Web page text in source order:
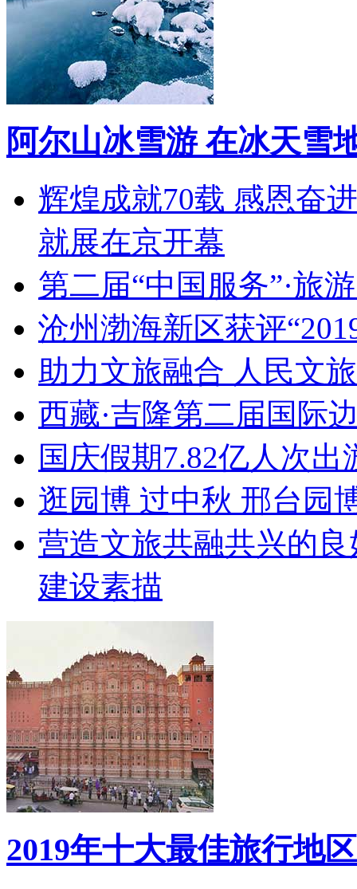
阿尔山冰雪游 在冰天雪
辉煌成就70载 感恩奋
就展在京开幕
第二届“中国服务”·旅
沧州渤海新区获评
助力文旅融合 人民文
西藏·吉隆第二届国际
国庆假期7.82亿人次
逛园博 过中秋 邢台园
营造文旅共融共兴的
建设素描
2019年十大最佳旅行地区